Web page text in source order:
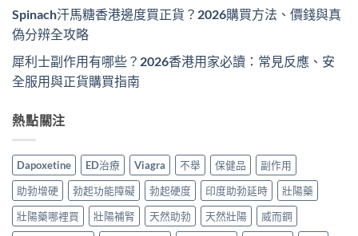
Spinach汗馬糖香港邊度買正貨？2026購買方法、價錢與真
偽分辨全攻略
犀利士副作用有哪些？2026香港用家必讀：常見反應、安
全服用與正貨購買指南
熱點關注
Dapoxetine ED治療 Viagra 不舉 保健品
副作用
助勃增硬
勃起功能障礙 勃起硬度 印度助勃延時
壯陽藥
壯陽藥哪裡買
壯陽補腎 天然助勃 天然壯陽
威而鋼